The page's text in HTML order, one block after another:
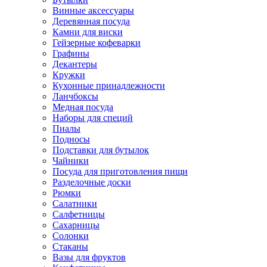
Винные аксессуары
Деревянная посуда
Камни для виски
Гейзерные кофеварки
Графины
Декантеры
Кружки
Кухонные принадлежности
Ланчбоксы
Медная посуда
Наборы для специй
Пиалы
Подносы
Подставки для бутылок
Чайники
Посуда для приготовления пищи
Разделочные доски
Рюмки
Салатники
Салфетницы
Сахарницы
Солонки
Стаканы
Вазы для фруктов